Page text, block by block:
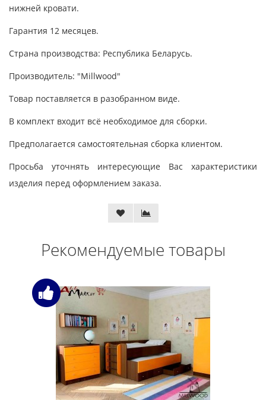
нижней кровати.
Гарантия 12 месяцев.
Страна производства: Республика Беларусь.
Производитель: "Millwood"
Товар поставляется в разобранном виде.
В комплект входит всё необходимое для сборки.
Предполагается самостоятельная сборка клиентом.
Просьба уточнять интересующие Вас характеристики
изделия перед оформлением заказа.
Рекомендуемые товары